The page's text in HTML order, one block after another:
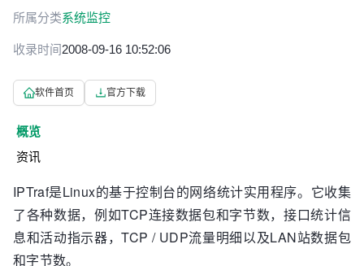
所属分类系统监控
收录时间2008-09-16 10:52:06
软件首页 官方下载
概览
资讯
IPTraf是Linux的基于控制台的网络统计实用程序。它收集
了各种数据，例如TCP连接数据包和字节数，接口统计信
息和活动指示器，TCP / UDP流量明细以及LAN站数据包
和字节数。